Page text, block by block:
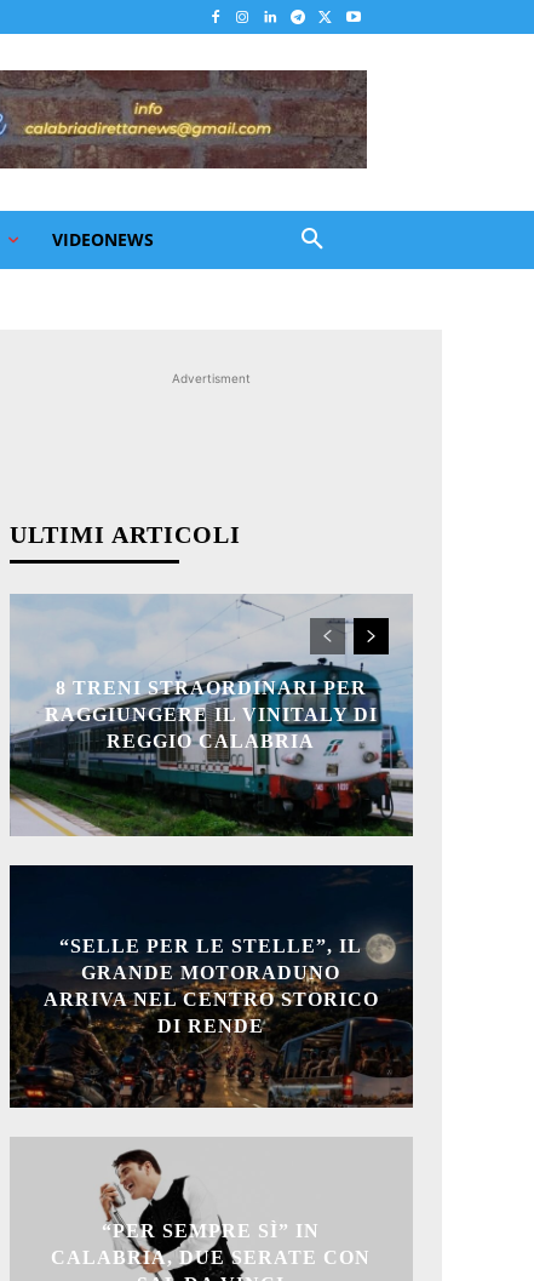
VIDEONEWS
Advertisment
ULTIMI ARTICOLI
8 TRENI STRAORDINARI PER
RAGGIUNGERE IL VINITALY DI
REGGIO CALABRIA
“SELLE PER LE STELLE”, IL
GRANDE MOTORADUNO
ARRIVA NEL CENTRO STORICO
DI RENDE
“PER SEMPRE SÌ” IN
CALABRIA, DUE SERATE CON